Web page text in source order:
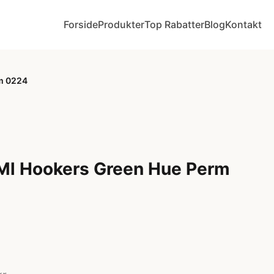
ForsideProdukterTop RabatterBlogKontakt
0224
Hookers Green Hue Perm